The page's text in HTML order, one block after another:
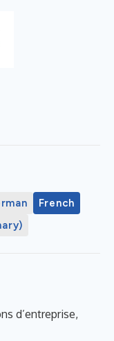
French
d’entreprise,